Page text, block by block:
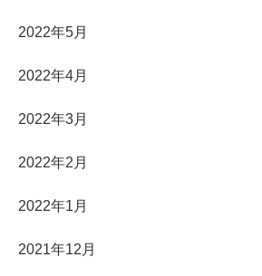
2022年5月
2022年4月
2022年3月
2022年2月
2022年1月
2021年12月